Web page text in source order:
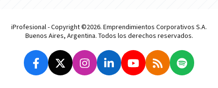
iProfesional - Copyright ©2026. Emprendimientos Corporativos S.A.
Buenos Aires, Argentina. Todos los derechos reservados.